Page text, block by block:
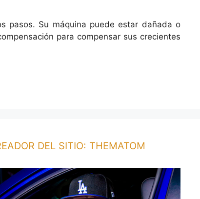
pasos. Su máquina puede estar dañada o
para compensar sus crecientes
DEL SITIO: THEMATOM